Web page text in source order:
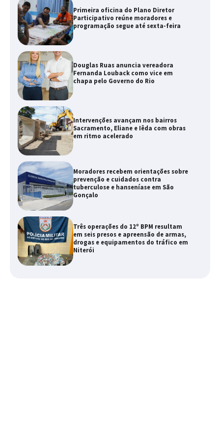
Primeira oficina do Plano Diretor
Participativo reúne moradores e
programação segue até sexta-feira
Douglas Ruas anuncia vereadora
Fernanda Louback como vice em
chapa pelo Governo do Rio
Intervenções avançam nos bairros
Sacramento, Eliane e Iêda com obras
em ritmo acelerado
Moradores recebem orientações sobre
prevenção e cuidados contra
tuberculose e hanseníase em São
Gonçalo
Três operações do 12º BPM resultam
em seis presos e apreensão de armas,
drogas e equipamentos do tráfico em
Niterói